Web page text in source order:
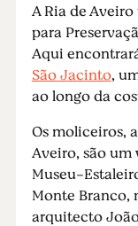
A Ria de
para
Aqui
São Jacinto,
ao longo da
Os moliceiros,
Aveiro, são
Museu-
Monte Branco,
arquitecto